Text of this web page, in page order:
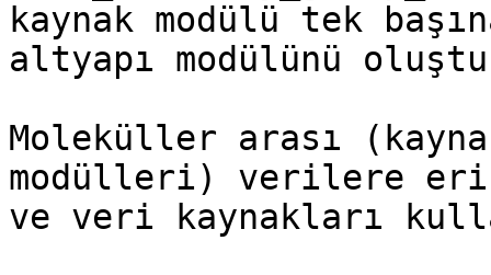
kaynak modülü tek
altyapı modülünü
Moleküller arası
modülleri) verilere
ve veri kaynakları